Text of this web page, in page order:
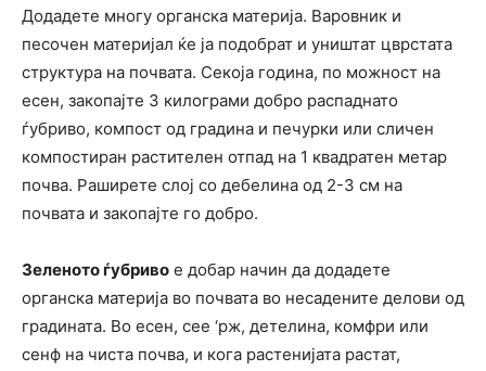
Додадете многу органска материја. Варовник и
песочен материјал ќе ја подобрат и уништат цврстата
структура на почвата. Секоја година, по можност на
есен, закопајте 3 килограми добро распаднато
ѓубриво, компост од градина и печурки или сличен
компостиран растителен отпад на 1 квадратен метар
почва. Раширете слој со дебелина од 2-3 см на
почвата и закопајте го добро.
Зеленото ѓубриво е добар начин да додадете
органска материја во почвата во несадените делови од
градината. Во есен, сее ‘рж, детелина, комфри или
сенф на чиста почва, и кога растенијата растат,